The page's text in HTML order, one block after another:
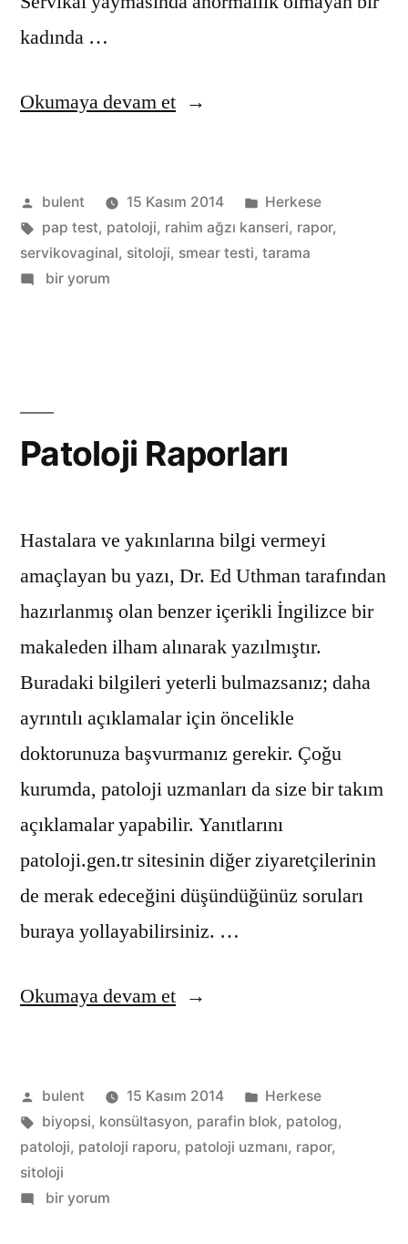
kadında …
Okumaya devam et“Servikal
smear)
konusunda
Gönderen:
bulent 15 Kasım 2014 Kategori:
Herkese
Etiketler:
pap test, patoloji, rahim ağzı kanseri, rapor,
servikovaginal, sitoloji, smear testi, tarama
Servikal
için
bir yorum
Patoloji Raporları
Hastalara ve yakınlarına bilgi vermeyi
amaçlayan bu yazı, Dr. Ed Uthman tarafından
hazırlanmış olan benzer içerikli İngilizce bir
makaleden ilham alınarak yazılmıştır.
Buradaki bilgileri yeterli bulmazsanız; daha
ayrıntılı açıklamalar için öncelikle
doktorunuza başvurmanız gerekir. Çoğu
kurumda, patoloji uzmanları da size bir takım
açıklamalar yapabilir. Yanıtlarını
patoloji.gen.tr sitesinin diğer ziyaretçilerinin
de merak edeceğini düşündüğünüz soruları
buraya yollayabilirsiniz. …
Okumaya devam et“Patoloji
Gönderen:
bulent 15 Kasım 2014 Kategori:
Herkese
Etiketler:
biyopsi, konsültasyon, parafin blok, patolog,
patoloji, patoloji raporu, patoloji uzmanı, rapor,
sitoloji
Patoloji
bir yorum